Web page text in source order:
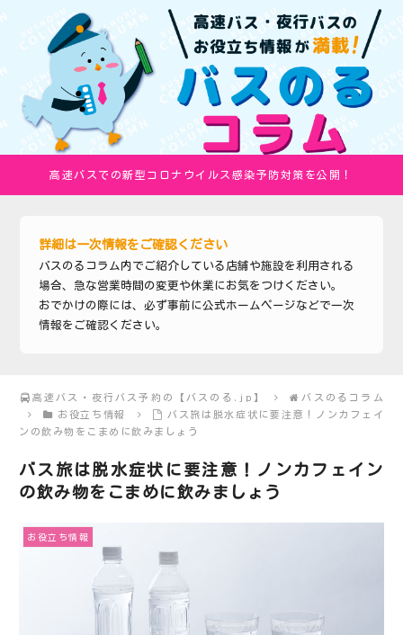
高速バスでの新型コロナウイルス感染予防対策を公開！
詳細は一次情報をご確認ください
バスのるコラム内でご紹介している店舗や施設を利用される
場合、急な営業時間の変更や休業にお気をつけください。
おでかけの際には、必ず事前に公式ホームページなどで一次
情報をご確認ください。
高速バス・夜行バス予約の【バスのる.jp】
バスのるコラム
お役立ち情報
バス旅は脱水症状に要注意！ノンカフェイ
ンの飲み物をこまめに飲みましょう
バス旅は脱水症状に要注意！ノンカフェイン
の飲み物をこまめに飲みましょう
お役立ち情報